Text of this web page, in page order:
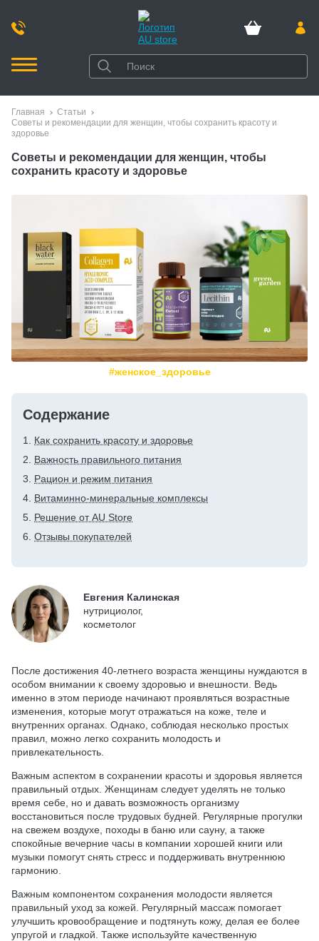
Главная
Статьи
Советы и рекомендации для женщин, чтобы сохранить красоту и
здоровье
Советы и рекомендации для женщин, чтобы
сохранить красоту и здоровье
#женское_здоровье
Содержание
Как сохранить красоту и здоровье
Важность правильного питания
Рацион и режим питания
Витаминно-минеральные комплексы
Решение от AU Store
Отзывы покупателей
Евгения Калинская
нутрициолог,
косметолог
После достижения 40-летнего возраста женщины нуждаются в
особом внимании к своему здоровью и внешности. Ведь
именно в этом периоде начинают проявляться возрастные
изменения, которые могут отражаться на коже, теле и
внутренних органах. Однако, соблюдая несколько простых
правил, можно легко сохранить молодость и
привлекательность.
Важным аспектом в сохранении красоты и здоровья является
правильный отдых. Женщинам следует уделять не только
время себе, но и давать возможность организму
восстановиться после трудовых будней. Регулярные прогулки
на свежем воздухе, походы в баню или сауну, а также
спокойные вечерние часы в компании хорошей книги или
музыки помогут снять стресс и поддерживать внутреннюю
гармонию.
Важным компонентом сохранения молодости является
правильный уход за кожей. Регулярный массаж помогает
улучшить кровообращение и подтянуть кожу, делая ее более
упругой и гладкой. Также используйте качественную